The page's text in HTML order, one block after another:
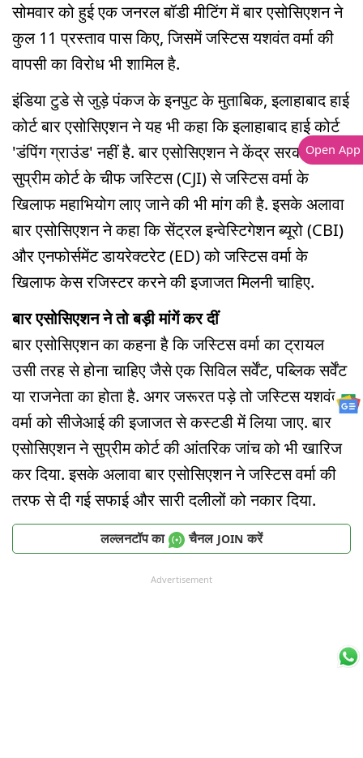
सोमवार को हुई एक जनरल बॉडी मीटिंग में बार एसोसिएशन ने
कुल 11 प्रस्ताव पास किए, जिसमें जस्टिस यशवंत वर्मा की
वापसी का विरोध भी शामिल है.
इंडिया टुडे से जुड़े पंकज के इनपुट के मुताबिक, इलाहाबाद हाई
कोर्ट बार एसोसिएशन ने यह भी कहा कि इलाहाबाद हाई कोर्ट
'डंपिंग ग्राउंड' नहीं है. बार एसोसिएशन ने केंद्र सरकार और
सुप्रीम कोर्ट के चीफ जस्टिस (CJI) से जस्टिस वर्मा के
खिलाफ महाभियोग लाए जाने की भी मांग की है. इसके अलावा
बार एसोसिएशन ने कहा कि सेंट्रल इन्वेस्टिगेशन ब्यूरो (CBI)
और एनफोर्समेंट डायरेक्टरेट (ED) को जस्टिस वर्मा के
खिलाफ केस रजिस्टर करने की इजाजत मिलनी चाहिए.
बार एसोसिएशन ने तो बड़ी मांगें कर दीं
बार एसोसिएशन का कहना है कि जस्टिस वर्मा का ट्रायल
उसी तरह से होना चाहिए जैसे एक सिविल सर्वेंट, पब्लिक सर्वेंट
या राजनेता का होता है. अगर जरूरत पड़े तो जस्टिस यशवंत
वर्मा को सीजेआई की इजाजत से कस्टडी में लिया जाए. बार
एसोसिएशन ने सुप्रीम कोर्ट की आंतरिक जांच को भी खारिज
कर दिया. इसके अलावा बार एसोसिएशन ने जस्टिस वर्मा की
तरफ से दी गई सफाई और सारी दलीलों को नकार दिया.
लल्लनटॉप का चैनल JOIN करें
Advertisement
Open App